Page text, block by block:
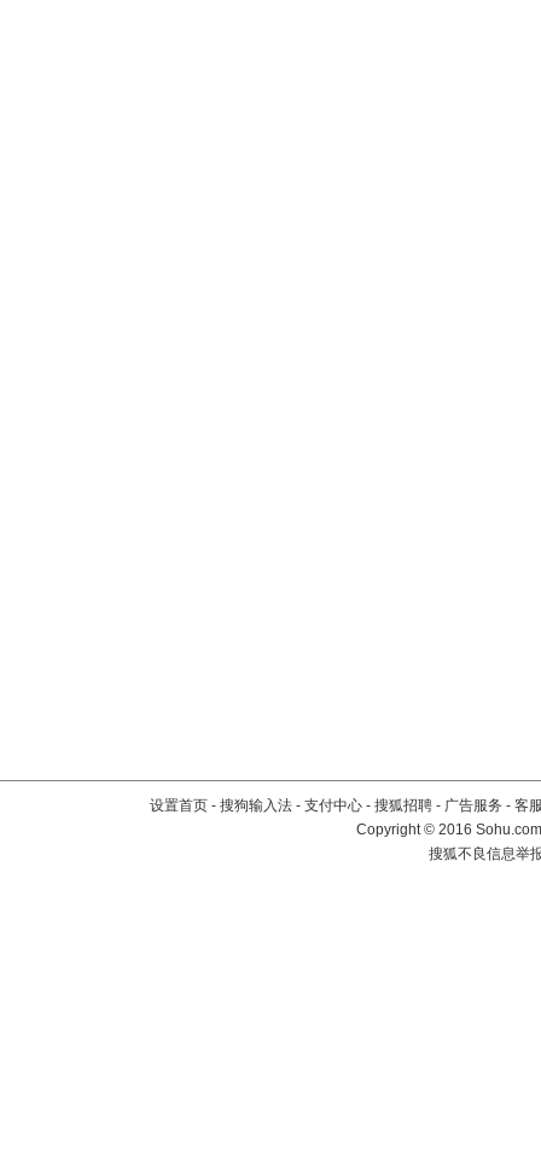
设置首页 - 搜狗输入法 - 支付中心 - 搜狐招聘 - 广告服务 - 客
Copyright©2016
搜狐不良信息举